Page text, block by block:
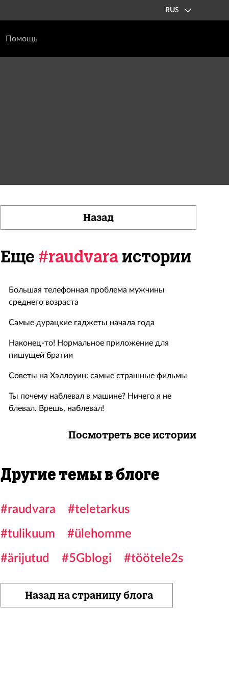
RUS
Помощь
Назад
Еще #raudvara истории
Большая телефонная проблема мужчины
среднего возраста
Самые дурацкие гаджеты начала года
Наконец-то! Нормальное приложение для
пишущей братии
Советы на Хэллоуин: самые страшные фильмы
Ты почему наблевал в машине? Ничего я не
блевал. Врешь, наблевал!
Посмотреть все истории
Другие темы в блоге
#raudvara
#teletarkus
#tulikuum
#ülehomme
#ärijutud
#5Gblogi #töötele2s
Назад на страницу блога